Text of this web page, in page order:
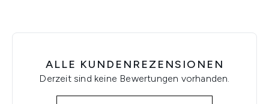
ALLE KUNDENREZENSIONEN
Derzeit sind keine Bewertungen vorhanden.